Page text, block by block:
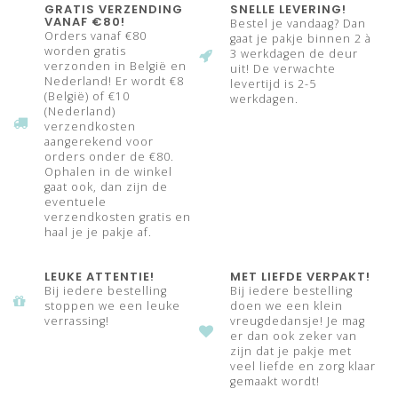
GRATIS VERZENDING
VANAF €80!
Orders vanaf €80
worden gratis
verzonden in België en
Nederland! Er wordt €8
(België) of €10
(Nederland)
verzendkosten
aangerekend voor
orders onder de €80.
Ophalen in de winkel
gaat ook, dan zijn de
eventuele
verzendkosten gratis en
haal je je pakje af.
SNELLE LEVERING!
Bestel je vandaag? Dan
gaat je pakje binnen 2 à
3 werkdagen de deur
uit! De verwachte
levertijd is 2-5
werkdagen.
LEUKE ATTENTIE!
Bij iedere bestelling
stoppen we een leuke
verrassing!
MET LIEFDE VERPAKT!
Bij iedere bestelling
doen we een klein
vreugdedansje! Je mag
er dan ook zeker van
zijn dat je pakje met
veel liefde en zorg klaar
gemaakt wordt!